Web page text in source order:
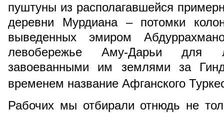
пуштуны из располагавшейся
деревни Мурдиана – потомки
выведенных эмиром
левобережье Аму-Дарьи для
завоеванными им землями за
временем название Афганского
Рабочих мы отбирали отнюдь не